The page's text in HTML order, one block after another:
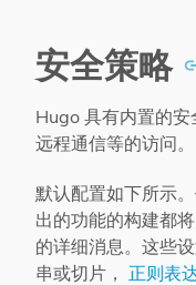
安全策略
Hugo 具有内置的
远程通信等的访问。
默认配置如下所示
出的功能的构建都
的详细消息。这些
串或切片， 正则表